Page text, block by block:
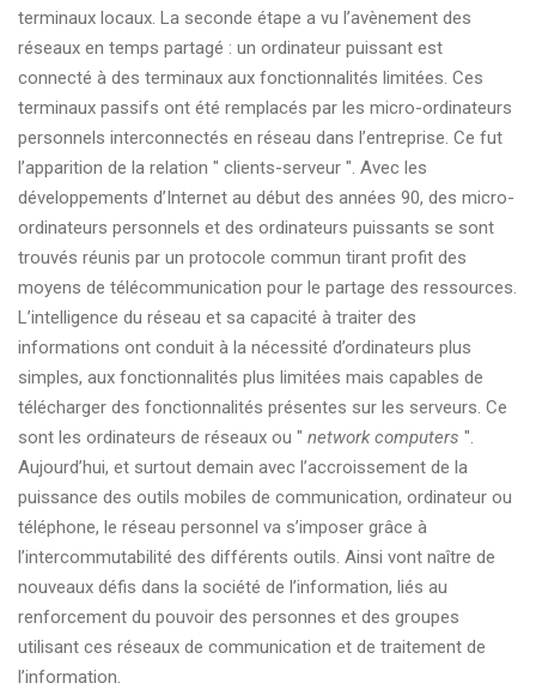
terminaux locaux. La seconde étape a vu l’avènement des
réseaux en temps partagé : un ordinateur puissant est
connecté à des terminaux aux fonctionnalités limitées. Ces
terminaux passifs ont été remplacés par les micro-ordinateurs
personnels interconnectés en réseau dans l’entreprise. Ce fut
l’apparition de la relation " clients-serveur ". Avec les
développements d’Internet au début des années 90, des micro-
ordinateurs personnels et des ordinateurs puissants se sont
trouvés réunis par un protocole commun tirant profit des
moyens de télécommunication pour le partage des ressources.
L’intelligence du réseau et sa capacité à traiter des
informations ont conduit à la nécessité d’ordinateurs plus
simples, aux fonctionnalités plus limitées mais capables de
télécharger des fonctionnalités présentes sur les serveurs. Ce
sont les ordinateurs de réseaux ou " network computers ".
Aujourd’hui, et surtout demain avec l’accroissement de la
puissance des outils mobiles de communication, ordinateur ou
téléphone, le réseau personnel va s’imposer grâce à
l’intercommutabilité des différents outils. Ainsi vont naître de
nouveaux défis dans la société de l’information, liés au
renforcement du pouvoir des personnes et des groupes
utilisant ces réseaux de communication et de traitement de
l’information.